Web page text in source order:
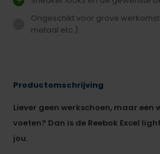
Ongeschikt voor grove
metaal etc.).
Productomschrijving
Liever geen werkschoen, maar een
voeten? Dan is de Reebok Excel
jou.